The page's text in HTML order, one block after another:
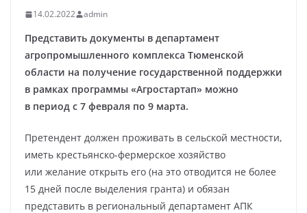
14.02.2022 admin
Представить документы в департамент
агропромышленного комплекса Тюменской
области на получение государственной поддержки
в рамках программы «Агростартап» можно
в период с 7 февраля по 9 марта.
Претендент должен проживать в сельской местности,
иметь крестьянско-фермерское хозяйство
или желание открыть его (на это отводится не более
15 дней после выделения гранта) и обязан
представить в региональный департамент АПК